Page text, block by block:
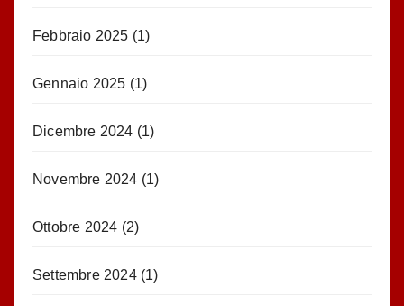
Febbraio 2025 (1)
Gennaio 2025 (1)
Dicembre 2024 (1)
Novembre 2024 (1)
Ottobre 2024 (2)
Settembre 2024(1)